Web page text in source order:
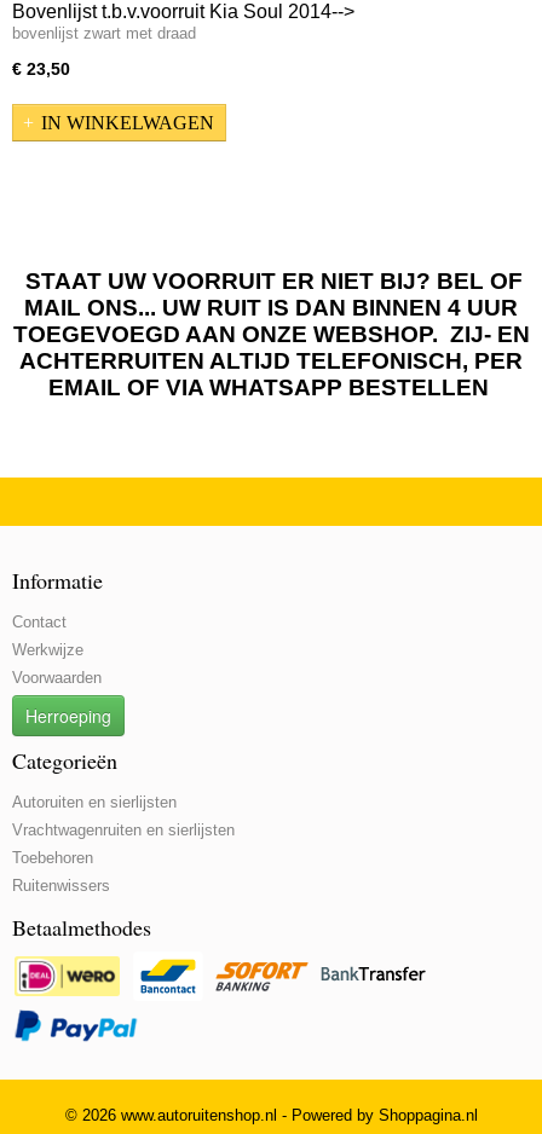
Bovenlijst t.b.v.voorruit Kia Soul 2014-->
bovenlijst zwart met draad
€ 23,50
IN WINKELWAGEN
STAAT UW VOORRUIT ER NIET BIJ? BEL OF
MAIL ONS... UW RUIT IS DAN BINNEN 4 UUR
TOEGEVOEGD AAN ONZE WEBSHOP. ZIJ- EN
ACHTERRUITEN ALTIJD TELEFONISCH, PER
EMAIL OF VIA WHATSAPP BESTELLEN
Informatie
Contact
Werkwijze
Voorwaarden
Herroeping
Categorieën
Autoruiten en sierlijsten
Vrachtwagenruiten en sierlijsten
Toebehoren
Ruitenwissers
Betaalmethodes
© 2026 www.autoruitenshop.nl - Powered by Shoppagina.nl